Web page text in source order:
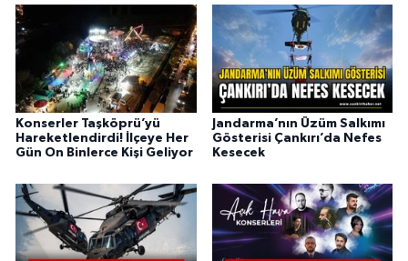
Konserler Taşköprü’yü
Hareketlendirdi! İlçeye Her
Gün On Binlerce Kişi Geliyor
Jandarma’nın Üzüm Salkımı
Gösterisi Çankırı’da Nefes
Kesecek